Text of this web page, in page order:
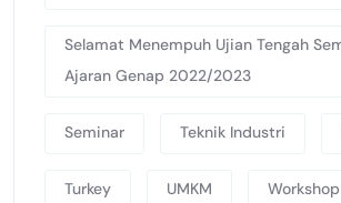
Selamat Menempuh Ujian Tengah
Ajaran Genap 2022/2023
Seminar Teknik Industri
Turkey UMKM Workshop